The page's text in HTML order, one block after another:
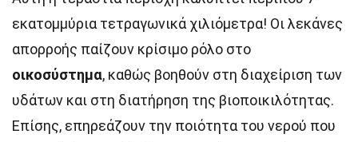
εκατομμύρια τετραγωνικά χιλιόμετρα! Οι λεκάνες
απορροής παίζουν κρίσιμο ρόλο στο
οικοσύστημα, καθώς βοηθούν στη διαχείριση των
υδάτων και στη διατήρηση της βιοποικιλότητας.
Επίσης, επηρεάζουν την ποιότητα του νερού που